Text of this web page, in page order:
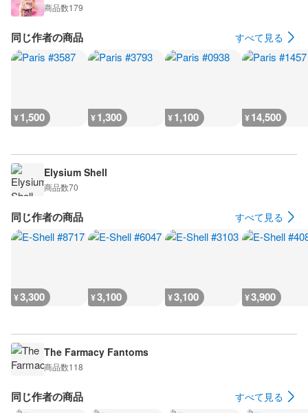
商品数179
同じ作者の商品 すべて見る
¥1,500 ¥1,300 ¥1,100 ¥14,500
Elysium Shell
商品数70
同じ作者の商品 すべて見る
¥3,300 ¥3,100 ¥3,100 ¥3,900
The Farmacy Fantoms
商品数118
同じ作者の商品 すべて見る